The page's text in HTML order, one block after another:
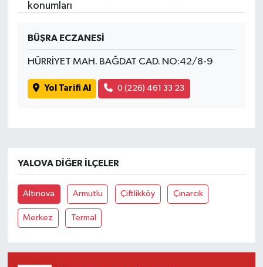
konumları
BÜŞRA ECZANESİ
HÜRRİYET MAH. BAĞDAT CAD. NO:42/8-9
Yol Tarifi Al 0 (226) 461 33 23
YALOVA DIĞER İLÇELER
Altınova Armutlu Çiftlikköy Çınarcık
Merkez Termal